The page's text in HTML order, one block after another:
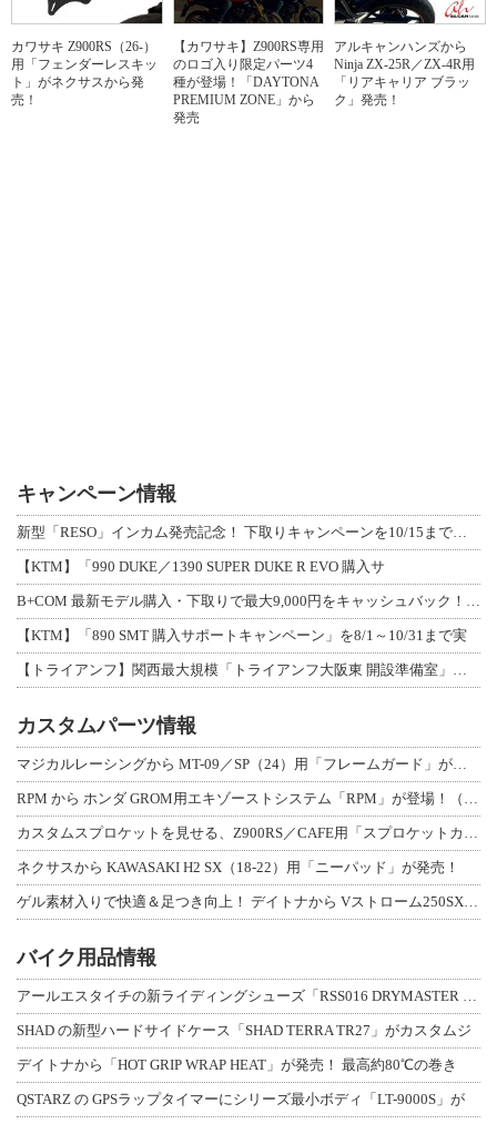
カワサキ Z900RS（26-）
用「フェンダーレスキッ
ト」がネクサスから発
売！
【カワサキ】Z900RS専用
のロゴ入り限定パーツ4
種が登場！「DAYTONA
PREMIUM ZONE」から
発売
アルキャンハンズから
Ninja ZX-25R／ZX-4R用
「リアキャリア ブラッ
ク」発売！
キャンペーン情報
新型「RESO」インカム発売記念！ 下取りキャンペーンを10/15まで延長して開
【KTM】「990 DUKE／1390 SUPER DUKE R EVO 購入サ
B+COM 最新モデル購入・下取りで最大9,000円をキャッシュバック！「B+F
【KTM】「890 SMT 購入サポートキャンペーン」を8/1～10/31まで実
【トライアンフ】関西最大規模「トライアンフ大阪東 開設準備室」がオープン！ 限定
カスタムパーツ情報
マジカルレーシングから MT-09／SP（24）用「フレームガード」が登場！
RPM から ホンダ GROM用エキゾーストシステム「RPM」が登場！（動画あり
カスタムスプロケットを見せる、Z900RS／CAFE用「スプロケットカバーフルキ
ネクサスから KAWASAKI H2 SX（18-22）用「ニーパッド」が発売！
ゲル素材入りで快適＆足つき向上！ デイトナから Vストローム250SX用「快適ロ
バイク用品情報
アールエスタイチの新ライディングシューズ「RSS016 DRYMASTER スト
SHAD の新型ハードサイドケース「SHAD TERRA TR27」がカスタムジ
デイトナから「HOT GRIP WRAP HEAT」が発売！ 最高約80℃の巻き
QSTARZ の GPSラップタイマーにシリーズ最小ボディ「LT-9000S」が